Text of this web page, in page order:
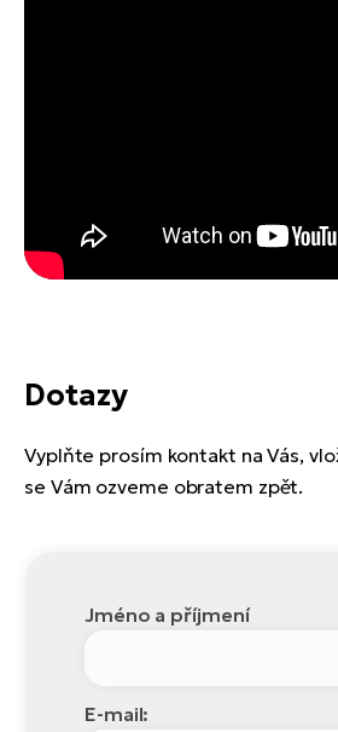
Dotazy
Vyplňte prosím kontakt na Vás,
se Vám ozveme obratem zpět.
Jméno a příjmení
E-mail: